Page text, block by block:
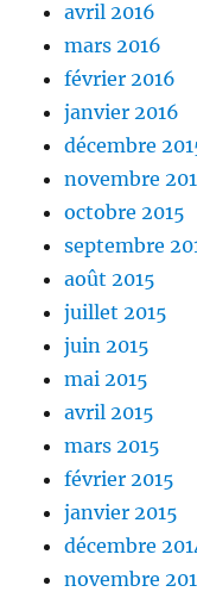
avril 2016
mars 2016
février 2016
janvier 2016
décembre
novembre
octobre 2015
septembre
août 2015
juillet 2015
juin 2015
mai 2015
avril 2015
mars 2015
février 2015
janvier 2015
décembre
novembre